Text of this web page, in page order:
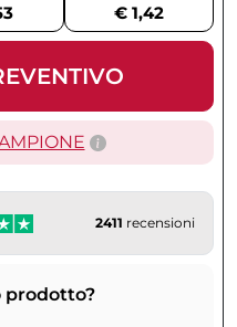
€ 1,42
2411 recensioni
prodotto?